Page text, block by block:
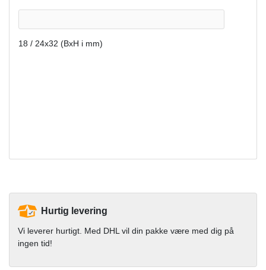
18 / 24x32 (BxH i mm)
Hurtig levering
Vi leverer hurtigt. Med DHL vil din pakke være med dig på
ingen tid!